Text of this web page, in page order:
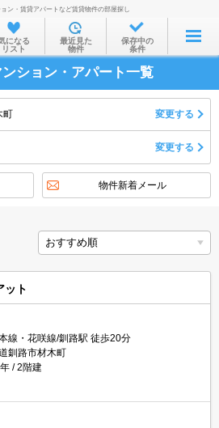
お部屋を探す
沿線・駅から
住所から
物件特集から
不動産会社から
TOP
ン・賃貸アパートなど賃貸物件の部屋探し
になる
リスト
最近見た
物件
保存中の
条件
ション・アパート一覧
町 変更する
変更する
物件新着メール
ット
線・花咲線/釧路駅 徒歩20分
釧路市材木町
2階建